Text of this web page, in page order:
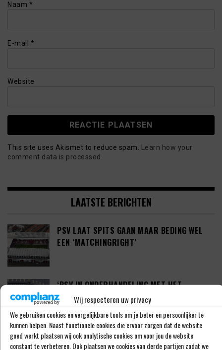
Wij respecteren uw privacy
We gebruiken cookies en vergelijkbare tools om je beter en persoonlijker te
kunnen helpen. Naast functionele cookies die ervoor zorgen dat de website
goed werkt plaatsen wij ook analytische cookies om voor jou de website
constant te verbeteren. Ook plaatsen we cookies van derde partijen zodat we
Naam *
E-mail *
Website
This site uses Akismet to reduce spam.
Learn how your
comment data is processed.
LAATSTE BERICHTEN
PSV LAAT SPITS GAAN MAAR BEDING WEL
EEN ‘MATCHINGRIGHT’
‘PSV IN ONDERHANDELING MET HET
SCHOTSE RANGERS FC’
‘PSV WIL ZICH GAAN VERSTERKEN MET 29-